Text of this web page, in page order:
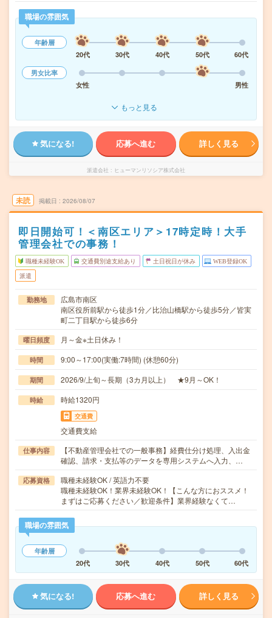
職場の雰囲気
年齢層
20代
30代 40代 50代
60代
男女比率
女性
男性
もっと見る
気になる! 応募へ進む 詳しく見る
派遣会社 ヒューマンリソシア株式会社
未読 掲載日 2026/08/07
即日開始可！＜南区エリア＞17時定時！大手
管理会社での事務！
職種未経験OK 交通費別途支給あり 土日祝日が休み WEB登録OK
派遣
勤務地
広島市南区
南区役所前駅から徒歩1分／比治山橋駅から徒歩5分／皆実
町二丁目駅から徒歩6分
曜日頻度 月～金※土日休み！
時間 9:00～17:00(実働:7時間) (休憩60分)
期間 2026/9/上旬～長期（3カ月以上） ★9月～OK！
時給 時給1320円
交通費
交通費支給
仕事内容
【不動産管理会社での一般事務】経費仕分け処理、入出金
確認、請求・支払等のデータを専用システムへ入力、…
応募資格
職種未経験OK / 英語力不要
職種未経験OK！業界未経験OK！【こんな方におススメ！
まずはご応募ください／歓迎条件】業界経験なくて…
職場の雰囲気
年齢層
20代
30代 40代 50代 60代
気になる! 応募へ進む 詳しく見る